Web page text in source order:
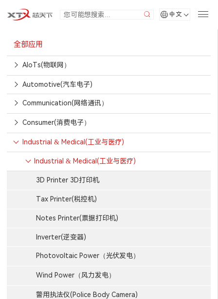
中文
全部应用
AIoTs(物联网）
Automotive(汽车电子)
Communication(网络通讯）
Consumer(消费电子）
Industrial & Medical(工业与医疗)
Industrial & Medical(工业与医疗)
3D Printer 3D打印机
Tax Printer(税控机)
Notes Printer(票据打印机)
Inverter(逆变器)
Photovoltaic Power（光伏发电）
Wind Power（风力发电）
警用执法仪(Police Body Camera)